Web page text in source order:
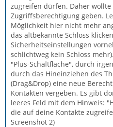
zugreifen dürfen. Daher
Zugriffsberechtigung geben.
Möglichkeit hier nicht mehr
das altbekannte Schloss
Sicherheitseinstellungen
schlichtweg kein Schloss
"Plus-Schaltfläche", durch
durch das Hineinziehen des
(Drag&Drop) eine neue
Kontakten vergeben. Es gibt
leeres Feld mit dem Hinweis:
die auf deine Kontakte
Screenshot 2)